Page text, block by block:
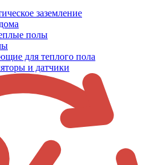
заземление
полы
для теплого пола
и датчики